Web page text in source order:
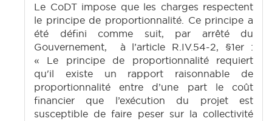
Le CoDT impose que les charges respectent
le principe de proportionnalité. Ce principe a
été défini comme suit, par arrêté du
Gouvernement, à l’article R.IV.54-2, §1er :
« Le principe de proportionnalité requiert
qu'il existe un rapport raisonnable de
proportionnalité entre d’une part le coût
financier que l’exécution du projet est
susceptible de faire peser sur la collectivité